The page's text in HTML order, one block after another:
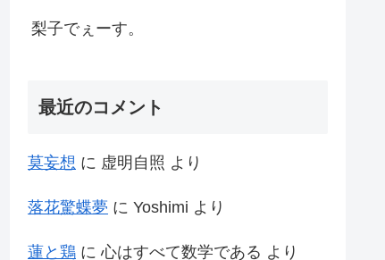
梨子でぇーす。
最近のコメント
莫妄想 に 虚明自照 より
落花驚蝶夢 に Yoshimi より
蓮と鶏 に心はすべて数学である より